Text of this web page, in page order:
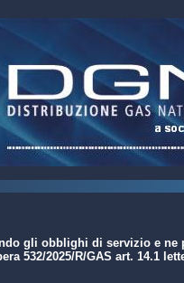
gli obblighi di servizio e
532/2025/R/GAS art. 14.1